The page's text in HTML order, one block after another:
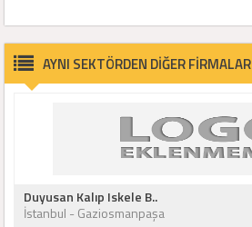
AYNI SEKTÖRDEN DİĞER FİRMALAR
Duyusan Kalıp Iskele B..
İstanbul - Gaziosmanpaşa